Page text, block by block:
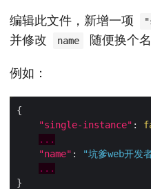
编辑此文件，新增一项
并修改
name 随便换个
例如：
{
"single-instance" :
...
"name" : "坑爹web开发
...